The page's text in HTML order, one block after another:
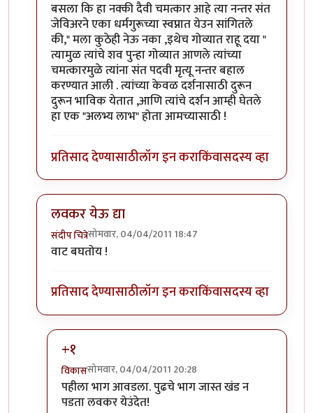
बसला कि हा नक्की दैवी चमत्कार आहे त्या नन्तर संत
जेविअरने एका धर्मगुरूच्या स्वप्नात येउन सांगितले
की," मला कुठेही नेऊ नका ,इथेच गोव्यात राहू दया "
त्यामुळ त्यांचे शव पुन्हा गोव्यात आणले त्यांच्या
चमत्कारमुळे त्यांना संत पदवी मृत्यू नन्तर बहाल
करण्यात आली . त्यांच्या केवळ दर्शनासाठी दुरून
दुरून भाविक येतात ,आणि त्यांचे दर्शन आम्ही घेतले
हा एक "अलभ्य लाभ" होता आमच्यासाठी !
प्रतिसाद देण्यासाठीलॉग इन कराकिंवासदस्य व्हा
लवकर येऊ द्या
संदीप चित्रेसोमवार, 04/04/2011 18:47
In reply toअभिनंदन.. लवकर येऊ द्या
वाट बघतोय !
प्रतिसाद देण्यासाठीलॉग इन कराकिंवासदस्य व्हा
+१
विकाससोमवार, 04/04/2011 20:28
In reply toलवकर येऊ द्याbyसंदीप चित्रे
पहीला भाग आवडला. पुढचे भाग जास्त खंड न
पडता लवकर येउंदेत!